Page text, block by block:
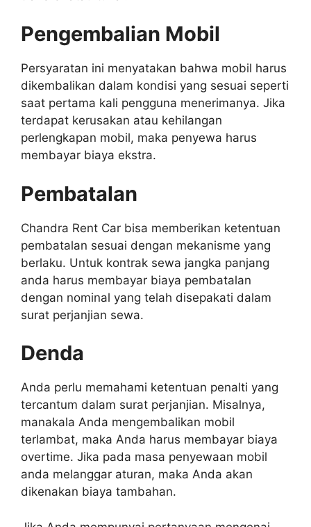
Pengembalian Mobil
Persyaratan ini menyatakan bahwa mobil harus
dikembalikan dalam kondisi yang sesuai seperti
saat pertama kali pengguna menerimanya. Jika
terdapat kerusakan atau kehilangan
perlengkapan mobil, maka penyewa harus
membayar biaya ekstra.
Pembatalan
Chandra Rent Car bisa memberikan ketentuan
pembatalan sesuai dengan mekanisme yang
berlaku. Untuk kontrak sewa jangka panjang
anda harus membayar biaya pembatalan
dengan nominal yang telah disepakati dalam
surat perjanjian sewa.
Denda
Anda perlu memahami ketentuan penalti yang
tercantum dalam surat perjanjian. Misalnya,
manakala Anda mengembalikan mobil
terlambat, maka Anda harus membayar biaya
overtime. Jika pada masa penyewaan mobil
anda melanggar aturan, maka Anda akan
dikenakan biaya tambahan.